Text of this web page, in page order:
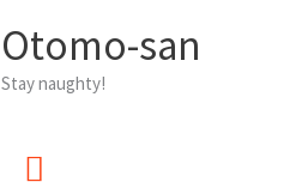
Otomo-san
Stay naughty!
Hauptmenü